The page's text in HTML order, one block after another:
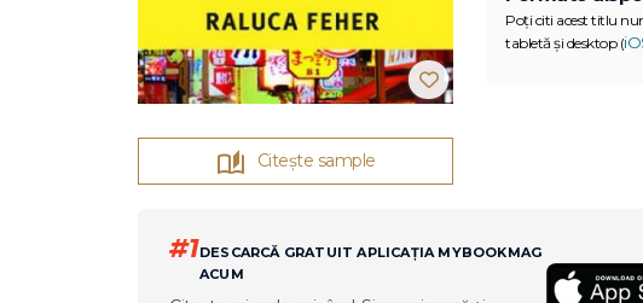
Citește sample
Poți citi acest titlu
tabletă și desktop (
#1DESCARCĂ GRATUIT APLICAȚIA MYBOOKMAG
ACUM